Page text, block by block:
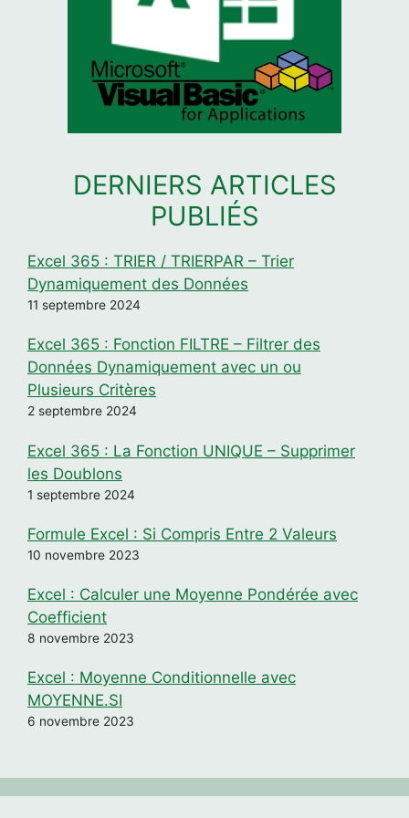
DERNIERS ARTICLES
PUBLIÉS
Excel 365 : TRIER / TRIERPAR – Trier
Dynamiquement des Données
11 septembre 2024
Excel 365 : Fonction FILTRE – Filtrer des
Données Dynamiquement avec un ou
Plusieurs Critères
2 septembre 2024
Excel 365 : La Fonction UNIQUE – Supprimer
les Doublons
1 septembre 2024
Formule Excel : Si Compris Entre 2 Valeurs
10 novembre 2023
Excel : Calculer une Moyenne Pondérée avec
Coefficient
8 novembre 2023
Excel : Moyenne Conditionnelle avec
MOYENNE.SI
6 novembre 2023